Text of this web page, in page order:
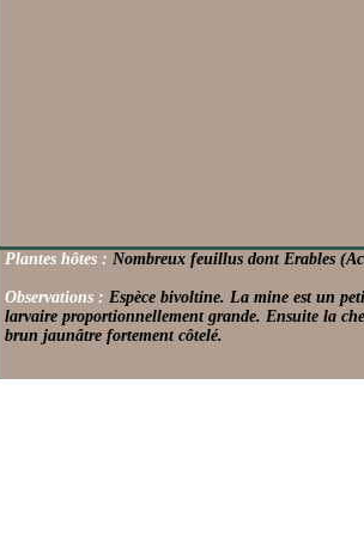
Plantes hôtes : Nombreux feuillus dont Erables
Observations : Espèce bivoltine. La mine est un
larvaire proportionnellement grande. Ensuite la
brun jaunâtre fortement côtelé.